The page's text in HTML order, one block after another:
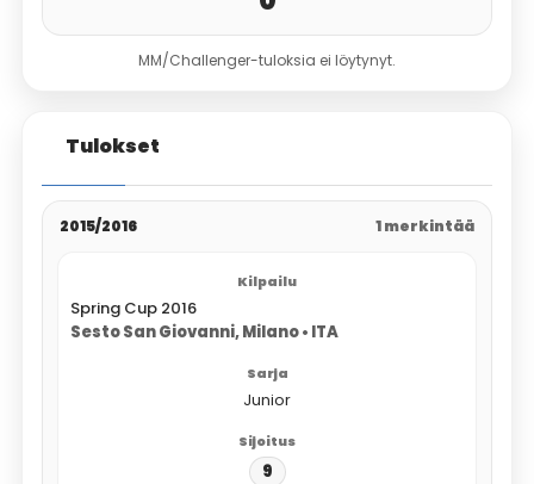
MM/Challenger-tuloksia ei löytynyt.
Tulokset
2015/2016 1 merkintää
Spring Cup 2016
Sesto San Giovanni, Milano • ITA
Junior
9